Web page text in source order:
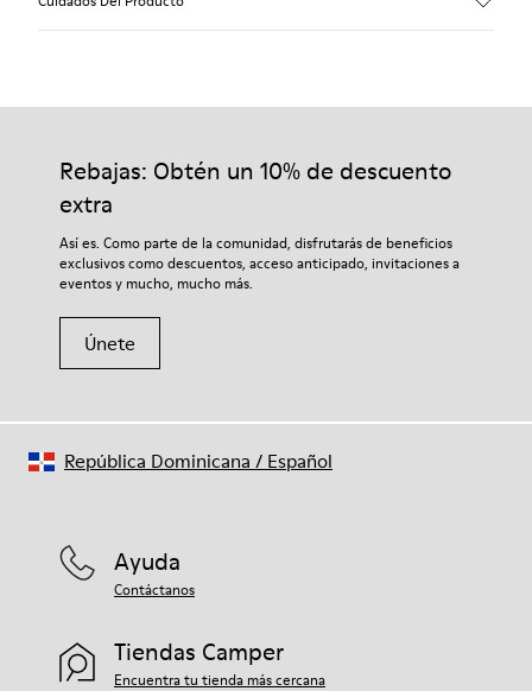
Plantilla de PU
Forro
Nuestros zapatos se han fabricado con materiales de primera
adecuados para el cuidado del calzado los protegerá y
garantizará que duren más tiempo.
Si deseas obtener información detallada sobre cómo cuidar de
tu par, visita nuestraGuía para el cuidado del calzado.
Rebajas: Obtén un 10% de descuento
extra
Así es. Como parte de la comunidad, disfrutarás de beneficios
exclusivos como descuentos, acceso anticipado, invitaciones a
eventos y mucho, mucho más.
Únete
Ayuda
Contáctanos
Tiendas Camper
Encuentra tu tienda más cercana
República Dominicana / Español